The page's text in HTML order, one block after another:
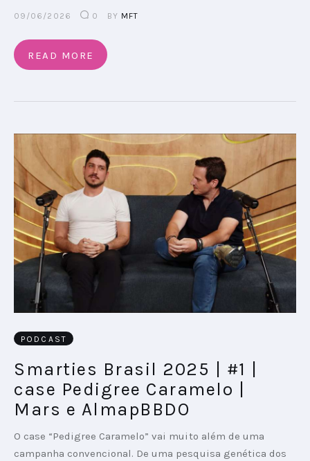
09/06/2026 0 BY MFT
READ MORE
PODCAST
Smarties Brasil 2025 | #1 |
case Pedigree Caramelo |
Mars e AlmapBBDO
O case “Pedigree Caramelo” vai muito além de uma
campanha convencional. De uma pesquisa genética dos